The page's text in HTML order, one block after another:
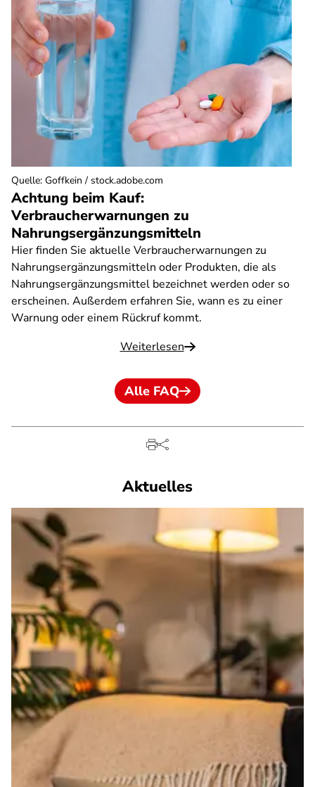
Achtung beim Kauf:
Verbraucherwarnungen zu
Nahrungsergänzungsmitteln
Hier finden Sie aktuelle Verbraucherwarnungen zu
Nahrungsergänzungsmitteln oder Produkten, die als
Nahrungsergänzungsmittel bezeichnet werden oder so
erscheinen. Außerdem erfahren Sie, wann es zu einer
Warnung oder einem Rückruf kommt.
Weiterlesen
Quelle: Goffkein / stock.adobe.com
Alle FAQ
Aktuelles